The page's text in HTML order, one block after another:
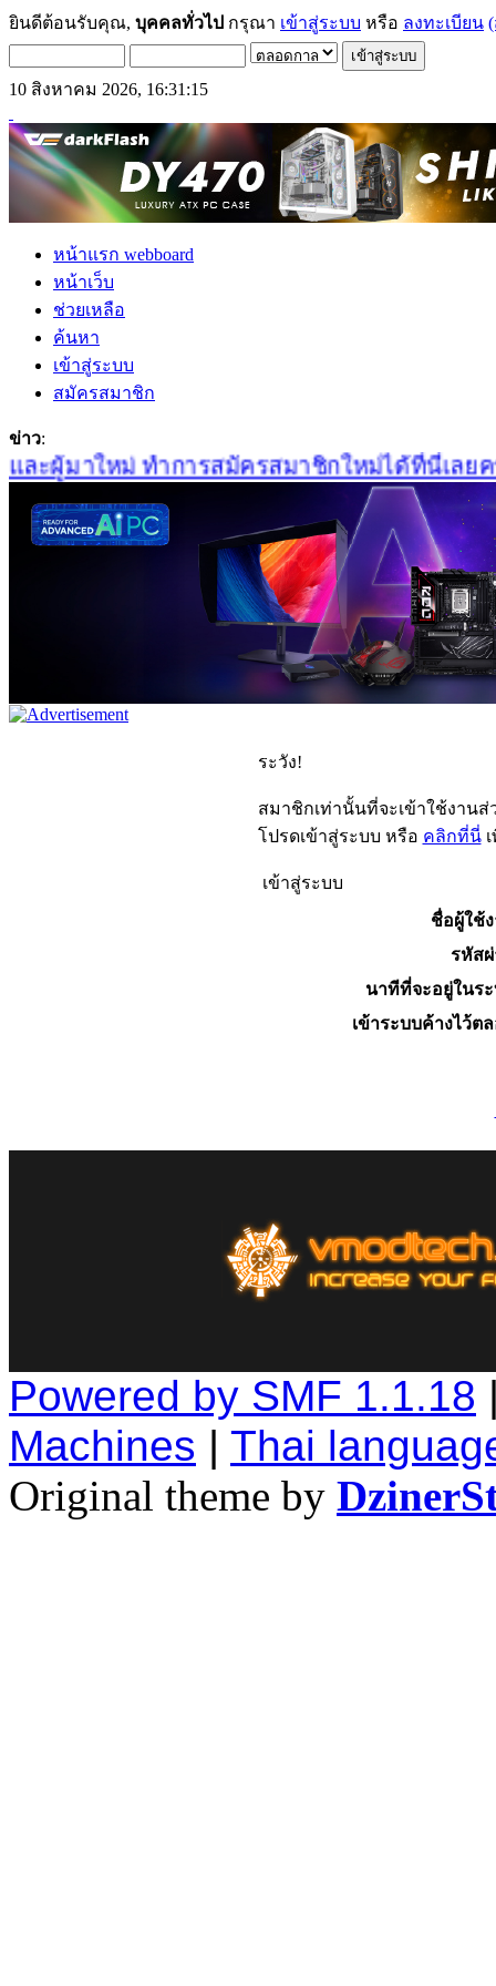
ยินดีต้อนรับคุณ, บุคคลทั่วไป กรุณา เข้าสู่ระบบ หรือ ลงทะเบียน
10 สิงหาคม 2026, 16:31:15
หน้าแรก webboard
หน้าเว็บ
ช่วยเหลือ
ค้นหา
เข้าสู่ระบบ
สมัครสมาชิก
ข่าว:
ะผู้มาใหม่ ทำการสมัครสมาชิกใหม่ได้ที่นี่เลยครั
ระวัง!
สมาชิกเท่านั้นที่จะเข้าใช้งานส่
โปรดเข้าสู่ระบบ หรือ คลิกที่นี่เ
เข้าสู่ระบบ
ชื่อผู้ใช้
รหัส
นาทีที่จะอยู่ในร
เข้าระบบค้างไว้ต
Powered by SMF 1.1.18
Machines | Thai
Original theme by